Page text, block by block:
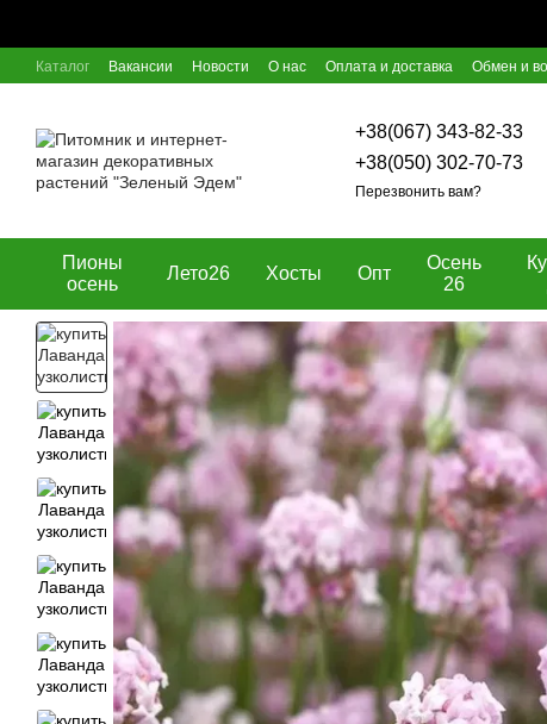
Каталог Вакансии Новости О нас Оплата и доставка Обмен и
+38(067) 343-82-33
+38(050) 302-70-73
Перезвонить вам?
Пионы
осень
Лето26 Хосты Опт
Осень
26